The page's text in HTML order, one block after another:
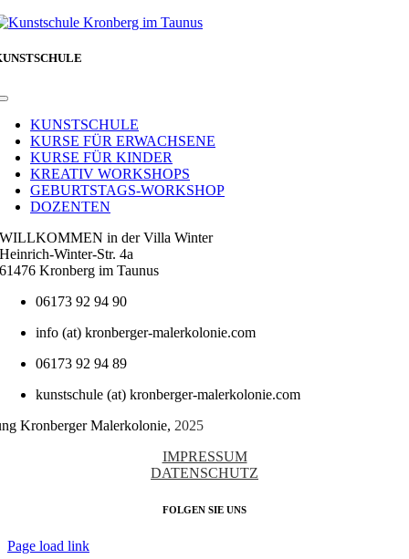
Toggle
NavigationKUNSTSCHULE
KURSE FÜR ERWACHSENE
KURSE FÜR KINDER
KREATIV WORKSHOPS
GEBURTSTAGS-WORKSHOP
DOZENTEN
WILLKOMMEN in der Villa Winter
Heinrich-Winter-Str. 4a
61476 Kronberg im Taunus
06173 92 94 90
info (at) kronberger-malerkolonie.com
06173 92 94 89
kunstschule (at) kronberger-malerkolonie.com
Kronberger Malerkolonie, 2025
IMPRESSUM
DATENSCHUTZ
FOLGEN SIE UNS
Page load link